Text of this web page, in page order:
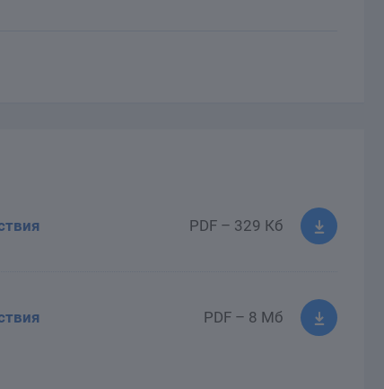
PDF – 329 Кб
PDF – 8 Мб